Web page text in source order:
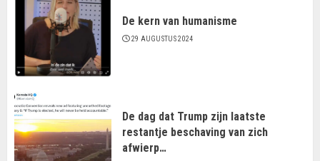
De kern van humanisme
29 AUGUSTUS 2024
De dag dat Trump zijn laatste
restantje beschaving van zich
afwierp…